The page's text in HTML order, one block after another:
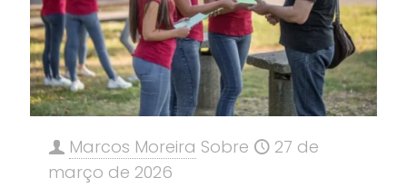
Marcos Moreira Sobre
27 de
março de 2026